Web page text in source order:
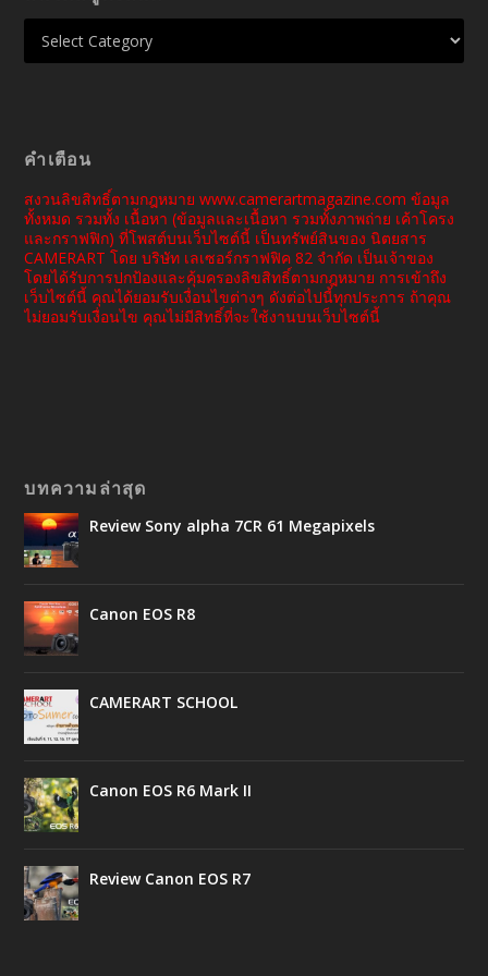
คำเตือน
สงวนลิขสิทธิ์ตามกฎหมาย www.camerartmagazine.com ข้อมูล
ทั้งหมด รวมทั้ง เนื้อหา (ข้อมูลและเนื้อหา รวมทั้งภาพถ่าย เค้าโครง
และกราฟฟิก) ที่โพสต์บนเว็บไซต์นี้ เป็นทรัพย์สินของ นิตยสาร
CAMERART โดย บริษัท เลเซอร์กราฟฟิค 82 จำกัด เป็นเจ้าของ
โดยได้รับการปกป้องและคุ้มครองลิขสิทธิ์ตามกฎหมาย การเข้าถึง
เว็บไซต์นี้ คุณได้ยอมรับเงื่อนไขต่างๆ ดังต่อไปนี้ทุกประการ ถ้าคุณ
ไม่ยอมรับเงื่อนไข คุณไม่มีสิทธิ์ที่จะใช้งานบนเว็บไซต์นี้
บทความล่าสุด
Review Sony alpha 7CR 61 Megapixels
Canon EOS R8
CAMERART SCHOOL
Canon EOS R6 Mark II
Review Canon EOS R7